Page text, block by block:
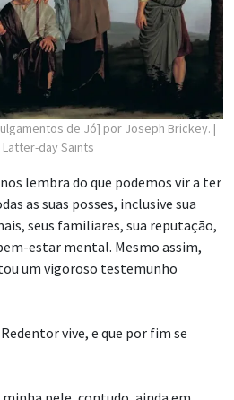
de Jó] por Joseph Brickey. |
day Saints
lembra do que podemos vir a ter
as suas posses, inclusive sua
seus familiares, sua reputação,
estar mental. Mesmo assim,
um vigoroso testemunho
vive, e que por fim se